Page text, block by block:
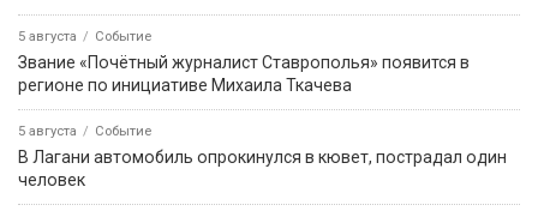
5 августа Событие
Звание «Почётный журналист Ставрополья» появится в
регионе по инициативе Михаила Ткачева
5 августа Событие
В Лагани автомобиль опрокинулся в кювет, пострадал один
человек